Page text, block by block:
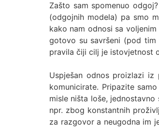
Zašto sam spomenuo
(odgojnih modela) pa smo
kako nam odnosi sa
gotovo su savršeni (pod tim
pravila čiji cilj je istovjetnost
Uspješan odnos proizlazi
komunicirate. Pripazite
misle ništa loše,
npr. zbog konstantnih
za razgovor a neugodna im